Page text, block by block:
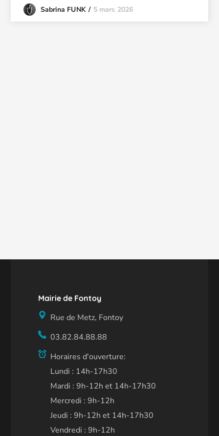
Sabrina FUNK 5 mars 2026
Mairie de Fontoy
Rue de Metz, Fontoy
03.82.84.88.88
Horaires d'ouverture:
Lundi : 14h-17h30
Mardi : 9h-12h et 14h-17h30
Mercredi : 9h-12h
Jeudi : 9h-12h et 14h-17h30
Vendredi : 9h-12h